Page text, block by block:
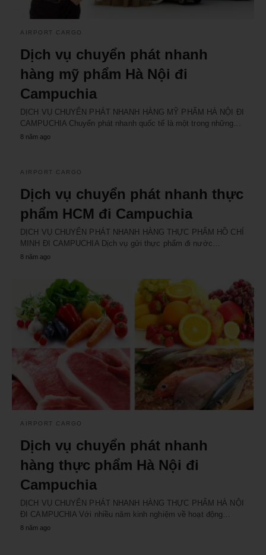
AIRPORT CARGO
Dịch vụ chuyển phát nhanh
hàng mỹ phẩm Hà Nội đi
Campuchia
DỊCH VỤ CHUYỂN PHÁT NHANH HÀNG MỸ PHẨM HÀ NỘI ĐI
CAMPUCHIA Chuyển phát nhanh quốc tế là một trong những…
8 năm ago
AIRPORT CARGO
Dịch vụ chuyển phát nhanh thực
phẩm HCM đi Campuchia
DỊCH VỤ CHUYỂN PHÁT NHANH HÀNG THỰC PHẨM HỒ CHÍ
MINH ĐI CAMPUCHIA Dịch vụ gửi thực phẩm đi nước…
8 năm ago
AIRPORT CARGO
Dịch vụ chuyển phát nhanh
hàng thực phẩm Hà Nội đi
Campuchia
DỊCH VỤ CHUYỂN PHÁT NHANH HÀNG THỰC PHẨM HÀ NỘI
ĐI CAMPUCHIA Với nhiều năm kinh nghiệm về hoạt động…
8 năm ago